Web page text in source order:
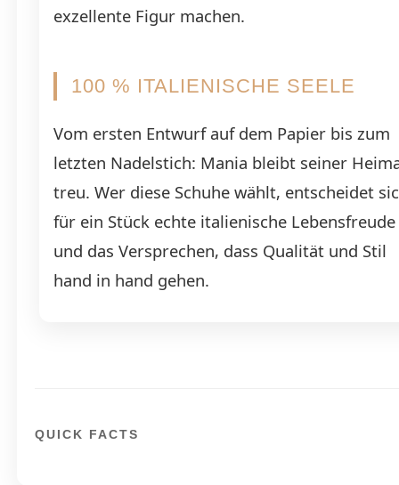
exzellente Figur machen.
100 % ITALIENISCHE SEELE
Vom ersten Entwurf auf dem Papier bis zum
letzten Nadelstich: Mania bleibt seiner
treu. Wer diese Schuhe wählt, entscheidet
für ein Stück echte italienische Lebensfreude
und das Versprechen, dass Qualität und Stil
hand in hand gehen.
QUICK FACTS